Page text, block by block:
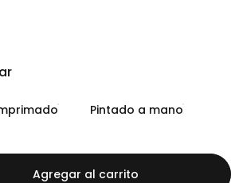
Pintado a mano
Agregar al carrito